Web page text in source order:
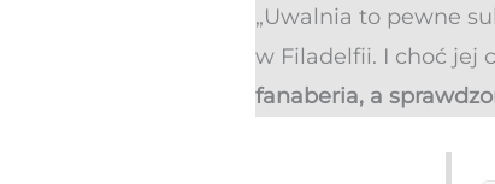
„Uwalnia to pewne
w Filadelfii. I choć jej
fanaberia, a